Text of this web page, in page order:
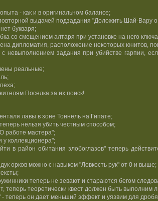
- как и в оригинальном балансе;
выдачей подзадания "Доложить Шай-Вару
букваря;
со смещением алтаря при установке на него
дипломатия, расположение некоторых юнитов,
невыполнением задания при убийстве гарпии,
реальные;
Поселка за их поиск!
лавы в зоне Тоннель на Гипате;
нельзя убить честным способом;
работе мастера";
у коллекционера";
в район обитания злобоглазов" теперь
орков можно с навыком "Ловкость рук" от 0 и выше;
теперь не зевают и стараются бегом
теперь теоретически квест должен быть
он дает меньший эффект и уязвим для